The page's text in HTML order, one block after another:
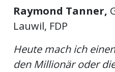
Raymond Tanner,
Lauwil, FDP
Heute mach ich
den Millionär oder